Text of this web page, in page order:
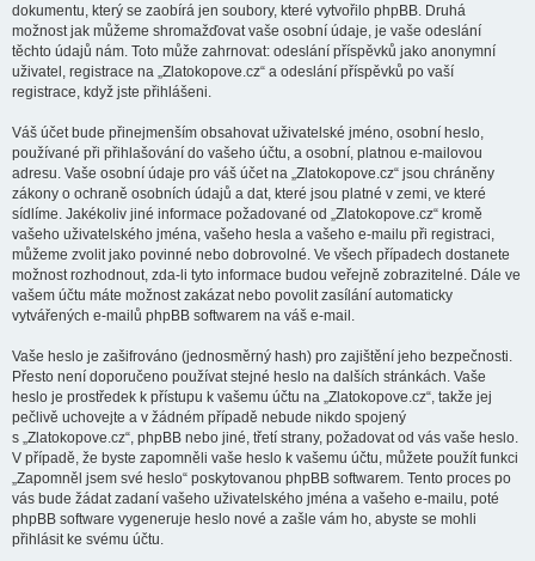
dokumentu, který se zaobírá jen soubory, které vytvořilo phpBB. Druhá
možnost jak můžeme shromažďovat vaše osobní údaje, je vaše odeslání
těchto údajů nám. Toto může zahrnovat: odeslání příspěvků jako anonymní
uživatel, registrace na „Zlatokopove.cz“ a odeslání příspěvků po vaší
registrace, když jste přihlášeni.
Váš účet bude přinejmenším obsahovat uživatelské jméno, osobní heslo,
používané při přihlašování do vašeho účtu, a osobní, platnou e-mailovou
adresu. Vaše osobní údaje pro váš účet na „Zlatokopove.cz“ jsou chráněny
zákony o ochraně osobních údajů a dat, které jsou platné v zemi, ve které
sídlíme. Jakékoliv jiné informace požadované od „Zlatokopove.cz“ kromě
vašeho uživatelského jména, vašeho hesla a vašeho e-mailu při registraci,
můžeme zvolit jako povinné nebo dobrovolné. Ve všech případech dostanete
možnost rozhodnout, zda-li tyto informace budou veřejně zobrazitelné. Dále ve
vašem účtu máte možnost zakázat nebo povolit zasílání automaticky
vytvářených e-mailů phpBB softwarem na váš e-mail.
Vaše heslo je zašifrováno (jednosměrný hash) pro zajištění jeho bezpečnosti.
Přesto není doporučeno používat stejné heslo na dalších stránkách. Vaše
heslo je prostředek k přístupu k vašemu účtu na „Zlatokopove.cz“, takže jej
pečlivě uchovejte a v žádném případě nebude nikdo spojený
s „Zlatokopove.cz“, phpBB nebo jiné, třetí strany, požadovat od vás vaše heslo.
V případě, že byste zapomněli vaše heslo k vašemu účtu, můžete použít funkci
„Zapomněl jsem své heslo“ poskytovanou phpBB softwarem. Tento proces po
vás bude žádat zadaní vašeho uživatelského jména a vašeho e-mailu, poté
phpBB software vygeneruje heslo nové a zašle vám ho, abyste se mohli
přihlásit ke svému účtu.